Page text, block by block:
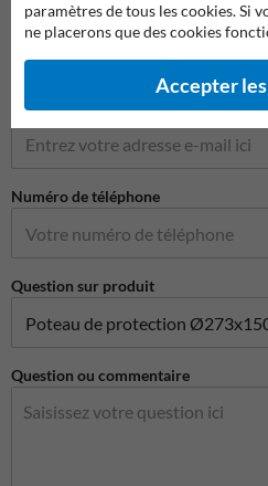
Nom de l'entreprise
Adresse e-mail*
Numéro de téléphone
Question sur produit
Question ou commentaire
paramètres de tous les cookies. Si
ne placerons que des cookies
Accepter